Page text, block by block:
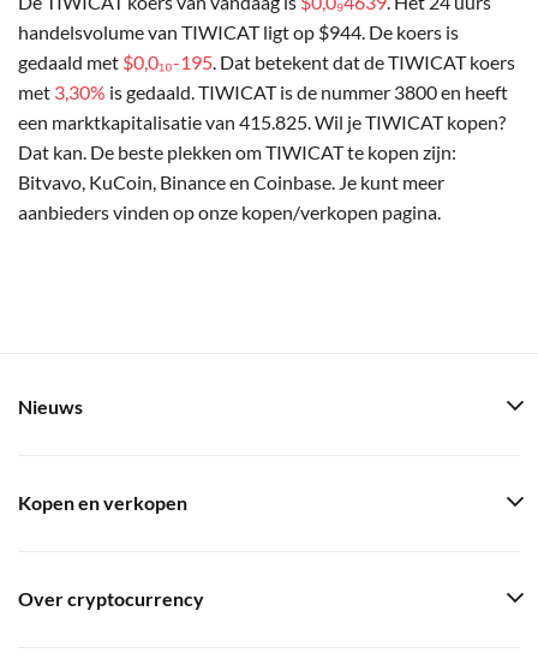
handelsvolume van TIWICAT ligt op $944. De koers is
gedaald met $0,0₁₀-195. Dat betekent dat de TIWICAT koers
met 3,30% is gedaald. TIWICAT is de nummer 3800 en heeft
een marktkapitalisatie van 415.825. Wil je TIWICAT kopen?
Dat kan. De beste plekken om TIWICAT te kopen zijn:
Bitvavo, KuCoin, Binance en Coinbase. Je kunt meer
aanbieders vinden op onze kopen/verkopen pagina.
Nieuws
Kopen en verkopen
Over cryptocurrency